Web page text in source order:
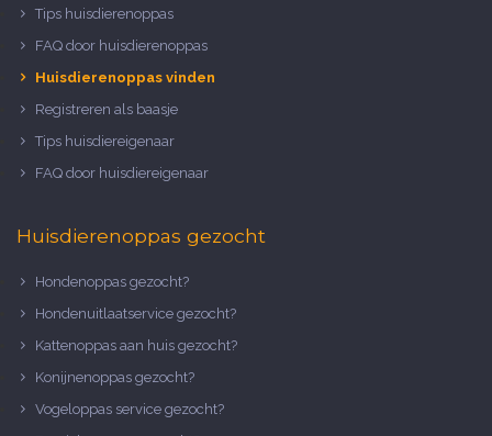
Tips huisdierenoppas
FAQ door huisdierenoppas
Huisdierenoppas vinden
Registreren als baasje
Tips huisdiereigenaar
FAQ door huisdiereigenaar
Huisdierenoppas gezocht
Hondenoppas gezocht?
Hondenuitlaatservice gezocht?
Kattenoppas aan huis gezocht?
Konijnenoppas gezocht?
Vogeloppas service gezocht?